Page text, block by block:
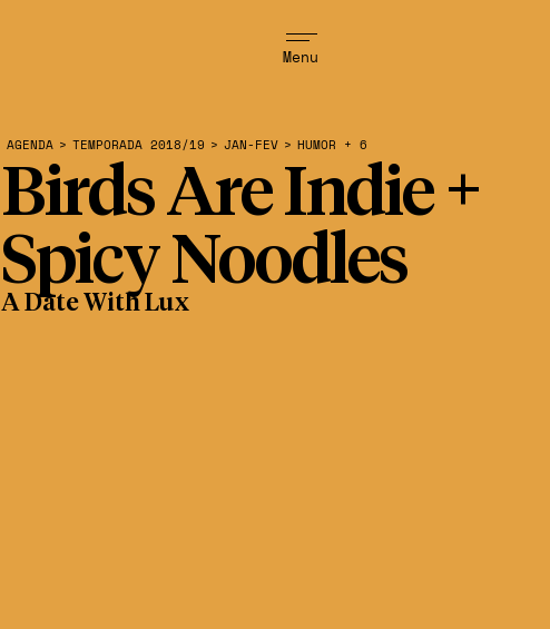
Menu
Birds Are Indie +
Spicy Noodles
AGENDA > TEMPORADA 2018/19 > JAN-FEV > HUMOR + 6
A Date With Lux